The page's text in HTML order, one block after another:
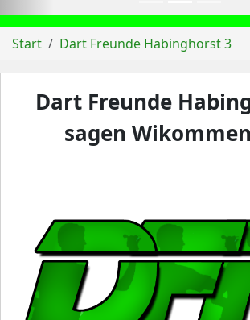
Start Dart Freunde Habinghorst 3
Dart Freunde
sagen